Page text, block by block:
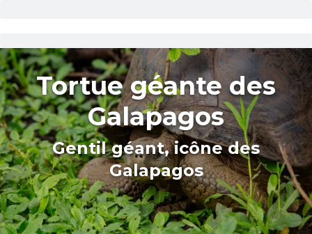
Tortue géante des
Galapagos
Gentil géant, icône des
Galapagos